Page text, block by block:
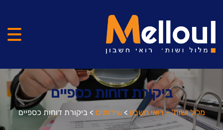
ביקורת דוחות כספיים
מלול ושות' - רואי חשבון >שירותים >ביקורת דוחות כספיים